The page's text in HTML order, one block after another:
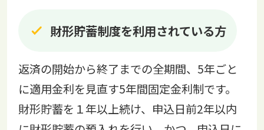
財形貯蓄制度を利用されている方
返済の開始から終了までの全期間、5年ごと
に適用金利を見直す5年間固定金利制です。
財形貯蓄を１年以上続け、申込日前2年以内